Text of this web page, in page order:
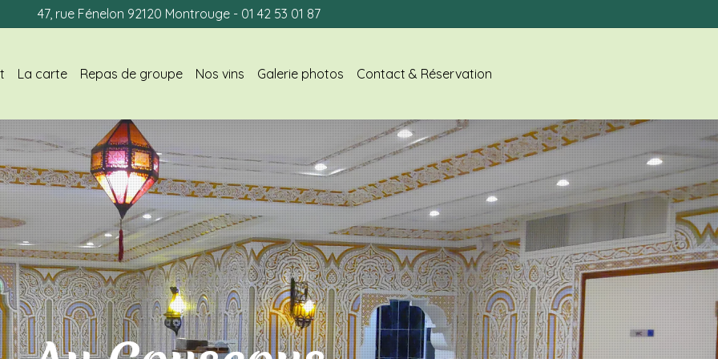
47, rue Fénelon 92120 Montrouge - 01 42 53 01 87
La carte Repas de groupe Nos vins Galerie photos Contact & Réservation